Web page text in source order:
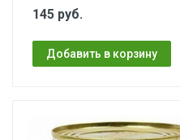
145 руб.
Добавить в корзину